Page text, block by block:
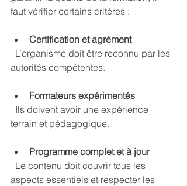
faut vérifier certains critères :
Certification et agrément
autorités compétentes.
Formateurs expérimentés
terrain et pédagogique.
Programme complet et à jour
aspects essentiels et respecter les